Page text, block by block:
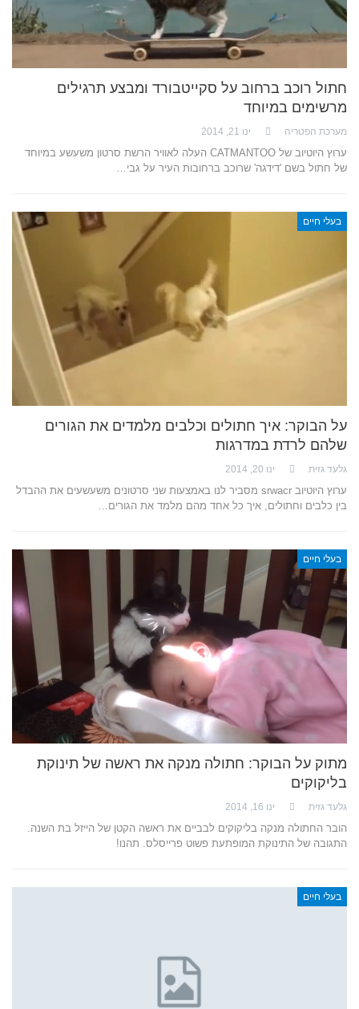
חתול רוכב ברחוב על סקייטבורד ומבצע תרגילים
מרשימים במיוחד
מערכת הפטריה ינו 21, 2014
ערוץ היוטיוב של CATMANTOO העלה לאוויר הרשת סרטון משעשע במיוחד
של חתול בשם 'דידגה' שרוכב ברחובות העיר על גבי…
בעלי חיים
על הבוקר: איך חתולים וכלבים מלמדים את הגורים
שלהם לרדת במדרגות
גלעד גזית ינו 20, 2014
ערוץ היוטיוב srwacr מסביר לנו באמצעות שני סרטונים משעשעים את ההבדל
בין כלבים וחתולים, איך כל אחד מהם מלמד את הגורים…
בעלי חיים
מתוק על הבוקר: חתולה מנקה את ראשה של תינוקת
בליקוקים
גלעד גזית ינו 16, 2014
הובר החתולה מנקה בליקוקים לבביים את ראשה הקטן של הייזל בת השנה.
התגובה של התינוקת המופתעת פשוט פרייסלס. תהנו!
בעלי חיים